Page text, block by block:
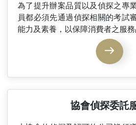
為了提升辦案品質以及偵探之專
員都必須先通過偵探相關的考試
能力及素養，以保障消費者之服務
協會偵探委託